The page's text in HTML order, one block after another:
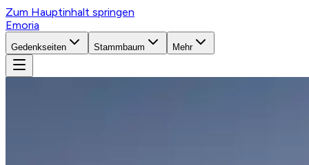
Zum Hauptinhalt springen
Emoria
Gedenkseiten Stammbaum Mehr